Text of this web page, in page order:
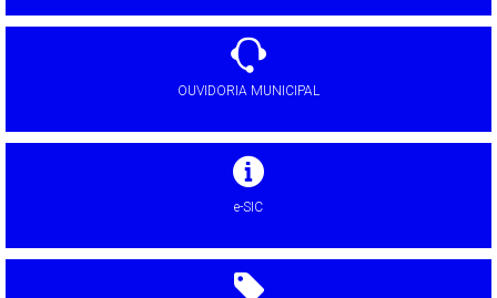
OUVIDORIA MUNICIPAL
e-SIC